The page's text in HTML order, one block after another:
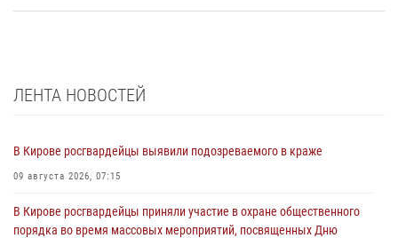
ЛЕНТА НОВОСТЕЙ
В Кирове росгвардейцы выявили подозреваемого в краже
09 августа 2026, 07:15
В Кирове росгвардейцы приняли участие в охране общественного
порядка во время массовых мероприятий, посвященных Дню